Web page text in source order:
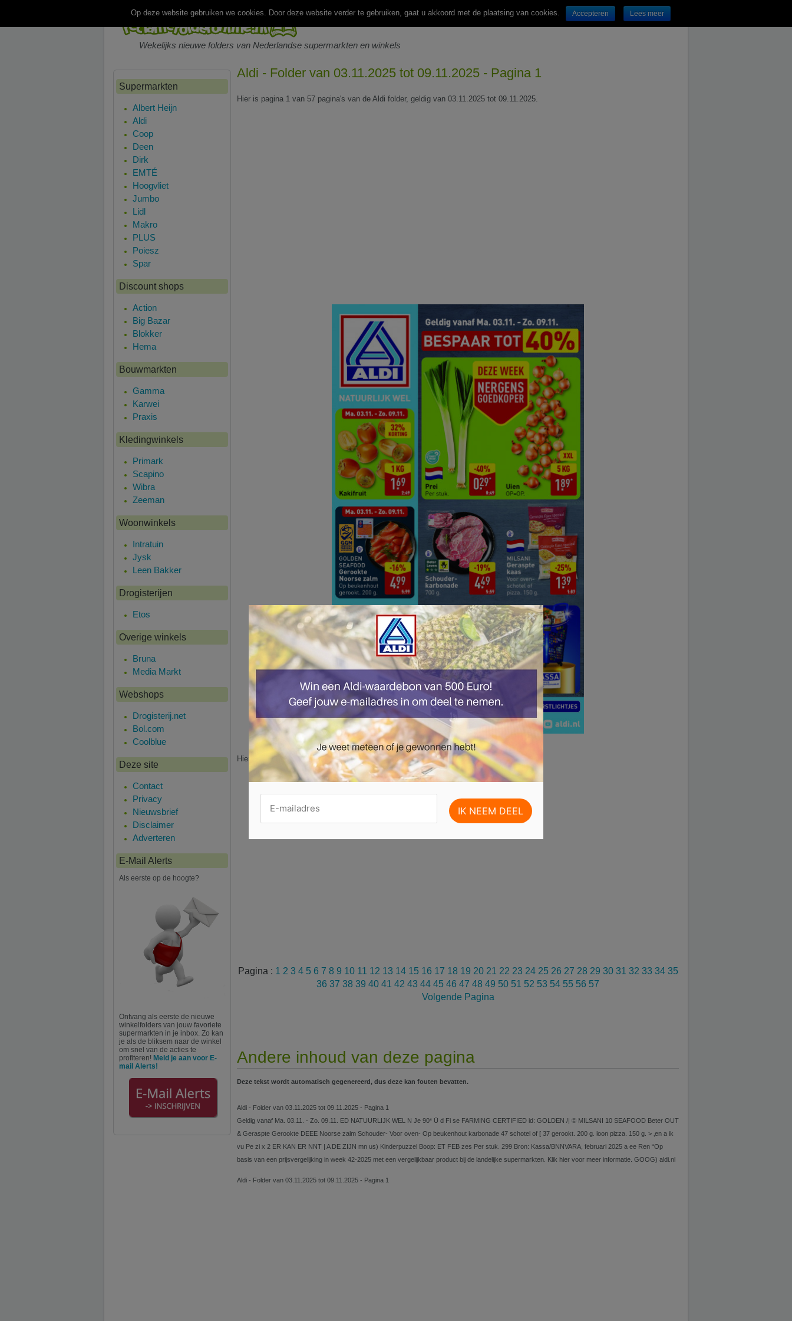
Wekelijks nieuwe folders van Nederlandse supermarkten en winkels
Aldi - Folder van 03.11.2025 tot 09.11.2025 - Pagina 1
Hier is pagina 1 van 57 pagina's van de Aldi folder, geldig van 03.11.2025 tot 09.11.2025.
Hier is pagina 1 van 57 pagina's van de Aldi folder, geldig van 03.11.2025 tot 09.11.2025.
Pagina : 1 2 3 4 5 6 7 8 9 10 11 12 13 14 15 16 17 18 19 20 21 22 23 24 25 26 27 28 29 30 31 32 33 34 35
36 37 38 39 40 41 42 43 44 45 46 47 48 49 50 51 52 53 54 55 56 57
Volgende Pagina
Andere inhoud van deze pagina
Deze tekst wordt automatisch gegenereerd, dus deze kan fouten bevatten.
Aldi - Folder van 03.11.2025 tot 09.11.2025 - Pagina 1
Geldig vanaf Ma. 03.11. - Zo. 09.11. ED NATUURLIJK WEL N Je 90* Ü d Fi se FARMING CERTIFIED id: GOLDEN /| © MILSANI 10 SEAFOOD Beter OUT
& Geraspte Gerookte DEEE Noorse zalm Schouder- Voor oven- Op beukenhout karbonade 47 schotel of [ 37 gerookt. 200 g. loon pizza. 150 g. > ‚en a ik
vu Pe zi x 2 ER KAN ER NNT | A DE ZIJN mn us) Kinderpuzzel Boop: ET FEB zes Per stuk. 299 Bron: Kassa/BNNVARA, februari 2025 a ee Ren “Op
basis van een prijsvergelijking in week 42-2025 met een vergelijkbaar product bij de landelijke supermarkten. Klik hier voor meer informatie. GOOG) aldi.nl
Aldi - Folder van 03.11.2025 tot 09.11.2025 - Pagina 1
Supermarkten
Albert Heijn
Aldi
Coop
Deen
Dirk
EMTÉ
Hoogvliet
Jumbo
Lidl
Makro
PLUS
Poiesz
Spar
Discount shops
Action
Big Bazar
Blokker
Hema
Bouwmarkten
Gamma
Karwei
Praxis
Kledingwinkels
Primark
Scapino
Wibra
Zeeman
Woonwinkels
Intratuin
Jysk
Leen Bakker
Drogisterijen
Etos
Overige winkels
Bruna
Media Markt
Webshops
Drogisterij.net
Bol.com
Coolblue
Deze site
Contact
Privacy
Nieuwsbrief
Disclaimer
Adverteren
E-Mail Alerts
Als eerste op de hoogte?
Ontvang als eerste de nieuwe
winkelfolders van jouw favoriete
supermarkten in je inbox. Zo kan
je als de bliksem naar de winkel
om snel van de acties te
profiteren! Meld je aan voor E-
mail Alerts!
Op deze website gebruiken we cookies. Door deze website verder te gebruiken, gaat u akkoord met de plaatsing van cookies. Accepteren Lees meer
×